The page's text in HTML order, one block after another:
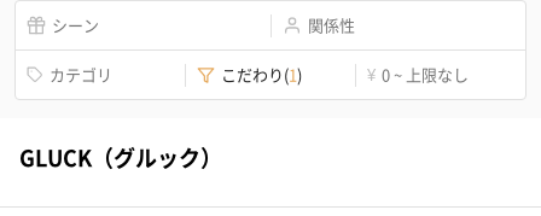
シーン 関係性
カテゴリ こだわり(1) ¥ 0 ~ 上限なし
GLUCK（グルック）